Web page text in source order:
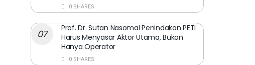
0 SHARES
Prof. Dr. Sutan Nasomal Penindakan PETI
Harus Menyasar Aktor Utama, Bukan
Hanya Operator
0 SHARES